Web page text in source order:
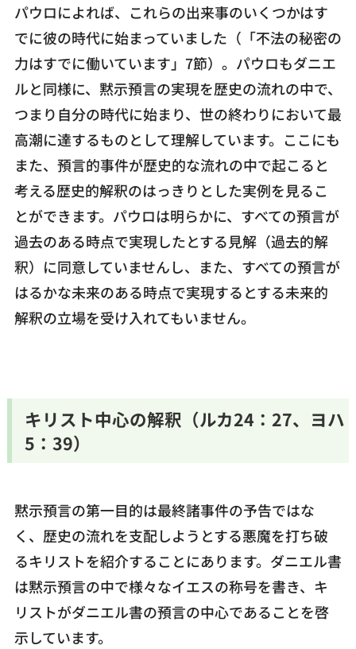
パウロによれば、これらの出来事のいくつかはす
でに彼の時代に始まっていました（「不法の秘密の
力はすでに働いています」7節）。パウロもダニエ
ルと同様に、黙示預言の実現を歴史の流れの中で、
つまり自分の時代に始まり、世の終わりにおいて最
高潮に達するものとして理解しています。ここにも
また、預言的事件が歴史的な流れの中で起こると
考える歴史的解釈のはっきりとした実例を見るこ
とができます。パウロは明らかに、すべての預言が
過去のある時点で実現したとする見解（過去的解
釈）に同意していませんし、また、すべての預言が
はるかな未来のある時点で実現するとする未来的
解釈の立場を受け入れてもいません。
キリスト中心の解釈（ルカ24：27、ヨハ
5：39）
黙示預言の第一目的は最終諸事件の予告ではな
く、歴史の流れを支配しようとする悪魔を打ち破
るキリストを紹介することにあります。ダニエル書
は黙示預言の中で様々なイエスの称号を書き、キ
リストがダニエル書の預言の中心であることを啓
示しています。